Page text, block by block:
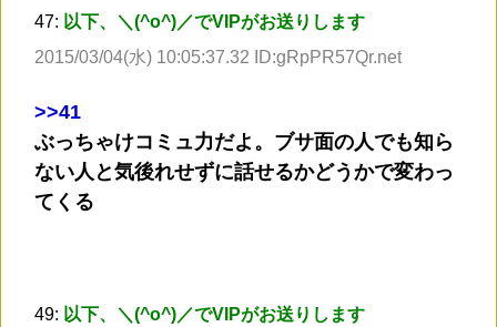
47: 以下、＼(^o^)／でVIPがお送りします
2015/03/04(水) 10:05:37.32 ID:gRpPR57Qr.net
>>41
ぶっちゃけコミュ力だよ。ブサ面の人でも知ら
ない人と気後れせずに話せるかどうかで変わっ
てくる
49: 以下、＼(^o^)／でVIPがお送りします